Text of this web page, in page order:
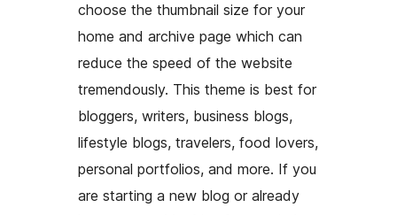
choose the thumbnail size for your
home and archive page which can
reduce the speed of the website
tremendously. This theme is best for
bloggers, writers, business blogs,
lifestyle blogs, travelers, food lovers,
personal portfolios, and more. If you
are starting a new blog or already